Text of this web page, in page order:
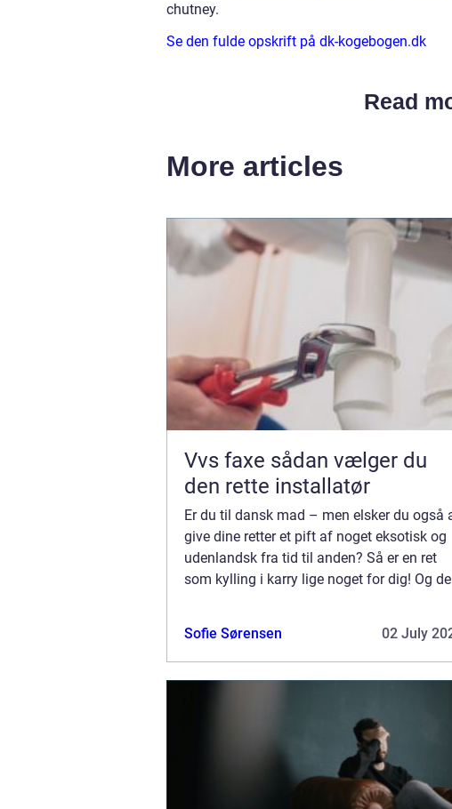
chutney.
Se den fulde opskrift på dk-kogebogen.dk
Read
More articles
Vvs faxe sådan vælger du
den rette installatør
Er du til dansk mad – men elsker du også
give dine retter et pift af noget eksotisk og
udenlandsk fra tid til anden? Så er en ret
som kylling i karry lige noget for dig! Og
Sofie Sørensen 02 July